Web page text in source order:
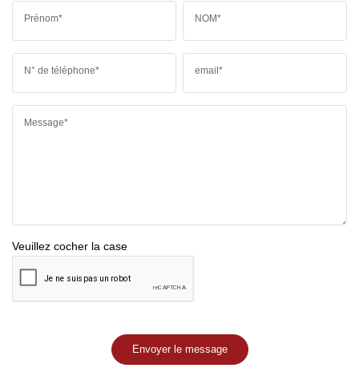
Prénom* NOM*
N° de téléphone* email*
Message*
Veuillez cocher la case
Envoyer le message